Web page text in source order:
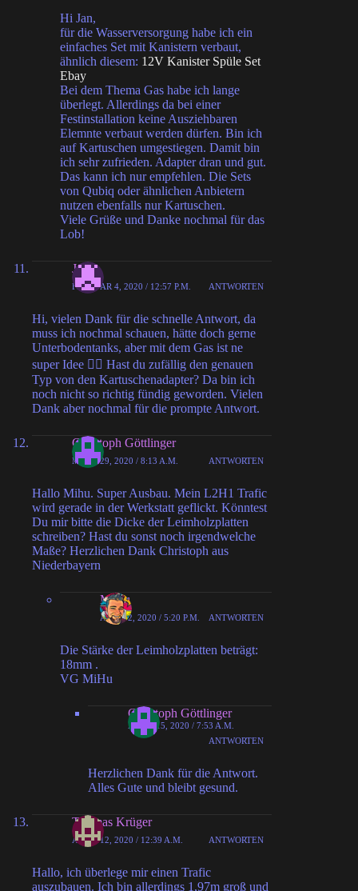
Hi Jan,
für die Wasserversorgung habe ich ein
einfaches Set mit Kanistern verbaut,
ähnlich diesem: 12V Kanister Spüle Set
Ebay
Bei dem Thema Gas habe ich lange
überlegt. Allerdings da bei einer
Festinstallation keine Ausziehbaren
Elemnte verbaut werden dürfen. Bin ich
auf Kartuschen umgestiegen. Damit bin
ich sehr zufrieden. Adapter dran und gut.
Das kann ich nur empfehlen. Die Sets
von Qubiq oder ähnlichen Anbietern
nutzen ebenfalls nur Kartuschen.
Viele Grüße und Danke nochmal für das
Lob!
Jan
FEBRUAR 4, 2020 / 12:57 P.M. ANTWORTEN
Hi, vielen Dank für die schnelle Antwort, da
muss ich nochmal schauen, hätte doch gerne
Unterbodentanks, aber mit dem Gas ist ne
super Idee 👍🏻 Hast du zufällig den genauen
Typ von den Kartuschenadapter? Da bin ich
noch nicht so richtig fündig geworden. Vielen
Dank aber nochmal für die prompte Antwort.
Christoph Göttlinger
MÄRZ 29, 2020 / 8:13 A.M. ANTWORTEN
Hallo Mihu. Super Ausbau. Mein L2H1 Trafic
wird gerade in der Werkstatt geflickt. Könntest
Du mir bitte die Dicke der Leimholzplatten
schreiben? Hast du sonst noch irgendwelche
Maße? Herzlichen Dank Christoph aus
Niederbayern
MiHu
APRIL 2, 2020 / 5:20 P.M. ANTWORTEN
Die Stärke der Leimholzplatten beträgt:
18mm .
VG MiHu
Christoph Göttlinger
APRIL 15, 2020 / 7:53 A.M.
ANTWORTEN
Herzlichen Dank für die Antwort.
Alles Gute und bleibt gesund.
Thomas Krüger
APRIL 12, 2020 / 12:39 A.M. ANTWORTEN
Hallo, ich überlege mir einen Trafic
auszubauen. Ich bin allerdings 1,97m groß und